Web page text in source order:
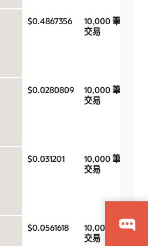
$0.4867356
10,000 筆
交易
$0.0280809
10,000 筆
交易
$0.031201
10,000 筆
交易
$0.0561618
10,000 筆
交易